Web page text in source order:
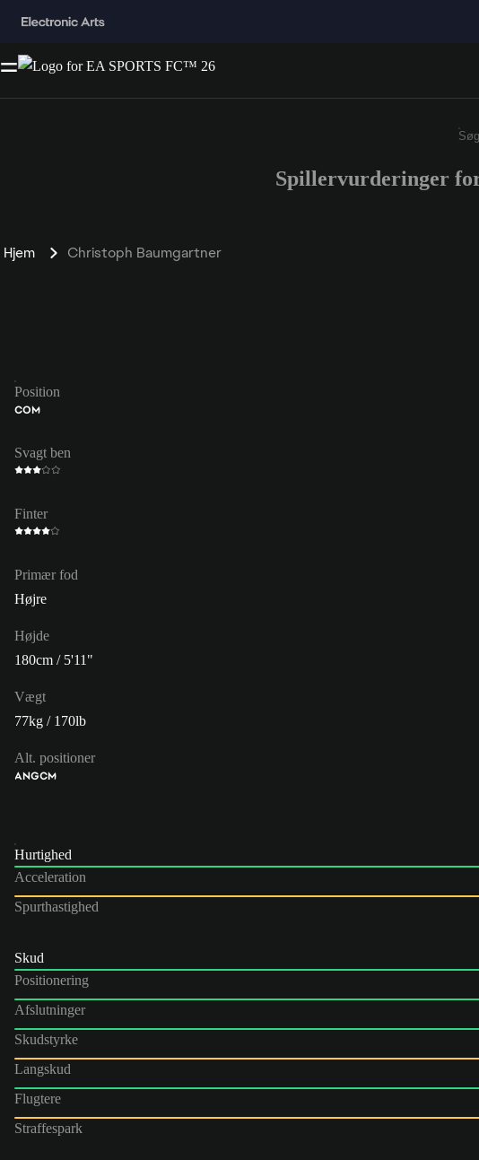
Spillervurderinger
Hjem Christoph Baumgartner
Position
COM
Svagt ben
Finter
Primær fod
Højre
Højde
180cm / 5'11"
Vægt
77kg / 170lb
Alt. positioner
ANGCM
Hurtighed
Acceleration
Spurthastighed
Skud
Positionering
Afslutninger
Skudstyrke
Langskud
Flugtere
Straffespark